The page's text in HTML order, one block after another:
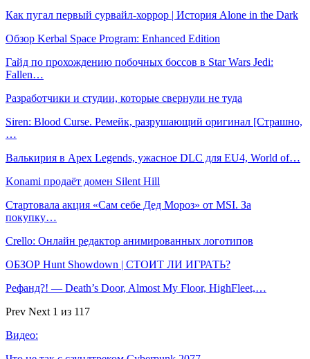
Как пугал первый сурвайл-хоррор | История Alone in the Dark
Обзор Kerbal Space Program: Enhanced Edition
Гайд по прохождению побочных боссов в Star Wars Jedi:
Fallen…
Разработчики и студии, которые свернули не туда
Siren: Blood Curse. Ремейк, разрушающий оригинал [Страшно,
…
Валькирия в Apex Legends, ужасное DLC для EU4, World of…
Konami продаёт домен Silent Hill
Стартовала акция «Сам себе Дед Мороз» от MSI. За
покупку…
Crello: Онлайн редактор анимированных логотипов
ОБЗОР Hunt Showdown | СТОИТ ЛИ ИГРАТЬ?
Рефанд?! — Death’s Door, Almost My Floor, HighFleet,…
Prev Next 1 из 117
Видео: